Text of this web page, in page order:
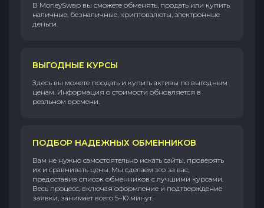
В MoneySwap вы сможете обменять, продать или купить
наличные, безналичные, криптовалюты, электронные
деньги.
ВЫГОДНЫЕ КУРСЫ
Здесь вы можете продать и купить активы по выгодным
ценам. Информация о стоимости обновляется в
реальном времени.
ПОДБОР НАДЕЖНЫХ ОБМЕННИКОВ
Вам не нужно самостоятельно искать сайты, проверять
их и сравнивать цены. Мы сделаем это за вас,
предоставив список обменников с лучшими курсами.
Весь процесс, включая оформление и подтверждение
заявки, занимает всего 5–10 минут.